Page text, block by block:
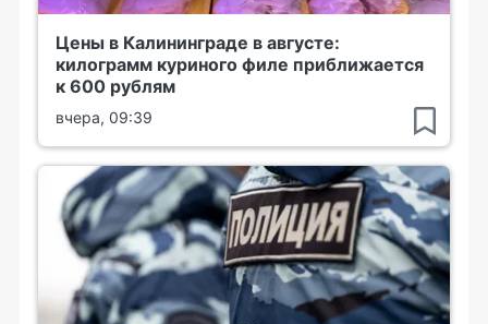
Цены в Калининграде в августе:
килограмм куриного филе приближается
к 600 рублям
вчера, 09:39